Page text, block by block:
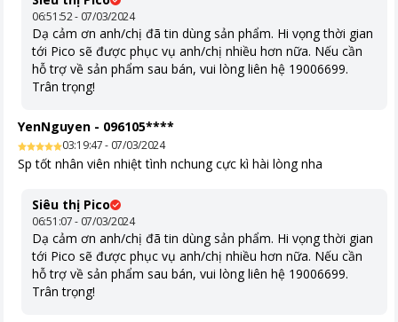
06:51:52 - 07/03/2024
Dạ cảm ơn anh/chị đã tin dùng sản phẩm. Hi vọng thời gian
tới Pico sẽ được phục vụ anh/chị nhiều hơn nữa. Nếu cần
hỗ trợ về sản phẩm sau bán, vui lòng liên hệ 19006699.
Trân trọng!
YenNguyen - 096105****
03:19:47 - 07/03/2024
Sp tốt nhân viên nhiệt tình nchung cực kì hài lòng nha
Siêu thị Pico
06:51:07 - 07/03/2024
Dạ cảm ơn anh/chị đã tin dùng sản phẩm. Hi vọng thời gian
tới Pico sẽ được phục vụ anh/chị nhiều hơn nữa. Nếu cần
hỗ trợ về sản phẩm sau bán, vui lòng liên hệ 19006699.
Trân trọng!